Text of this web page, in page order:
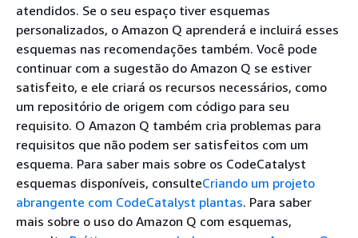
atendidos. Se o seu espaço tiver esquemas
personalizados, o Amazon Q aprenderá e incluirá esses
esquemas nas recomendações também. Você pode
continuar com a sugestão do Amazon Q se estiver
satisfeito, e ele criará os recursos necessários, como
um repositório de origem com código para seu
requisito. O Amazon Q também cria problemas para
requisitos que não podem ser satisfeitos com um
esquema. Para saber mais sobre os CodeCatalyst
esquemas disponíveis, consulteCriando um projeto
abrangente com CodeCatalyst plantas. Para saber
mais sobre o uso do Amazon Q com esquemas,